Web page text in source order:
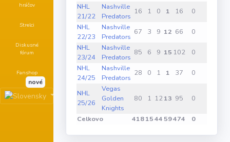
hráčov
Strelci
Diskusné
fórum
Fanshop
nové
NHL
21/22
Nashville
Predators
16 1 0 1 16 0
NHL
22/23
Nashville
Predators
67 3 9 12 66 0
NHL
23/24
Nashville
Predators
85 6 9 15 102 0
NHL
24/25
Nashville
Predators
28 0 1 1 37 0
NHL
25/26
Vegas
Golden
Knights
80 1 1213 95 0
Celkovo 4181544 59474 0